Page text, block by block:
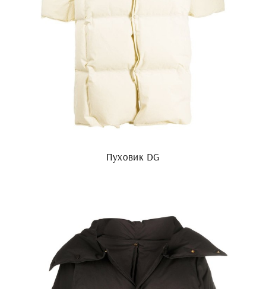
Пуховик DG